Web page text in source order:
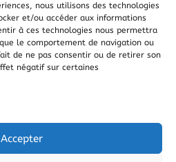
nous utilisons des technologies
et/ou accéder aux informations
à ces technologies nous permettra
le comportement de navigation ou
de ne pas consentir ou de retirer son
négatif sur certaines
Accepter
générales de vente
de cookies
de confidentialité